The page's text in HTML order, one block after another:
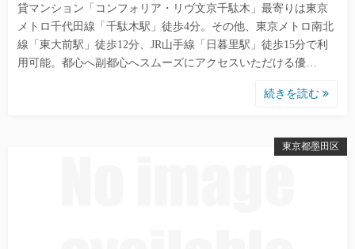
貸マンション「コンフォリア・リヴ文京千駄木」最寄りは東京
メトロ千代田線「千駄木駅」徒歩4分。その他、東京メトロ南北
線「東大前駅」徒歩12分、JR山手線「日暮里駅」徒歩15分で利
用可能。都心へ副都心へスムーズにアクセスいただける優…
続きを読む
東京都墨田区